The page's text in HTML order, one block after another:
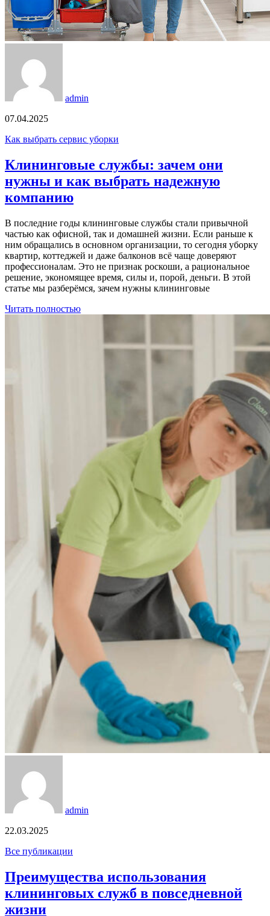
admin
07.04.2025
Как выбрать сервис уборки
Клининговые службы: зачем они
нужны и как выбрать надежную
компанию
В последние годы клининговые службы стали привычной
частью как офисной, так и домашней жизни. Если раньше к
ним обращались в основном организации, то сегодня уборку
квартир, коттеджей и даже балконов всё чаще доверяют
профессионалам. Это не признак роскоши, а рациональное
решение, экономящее время, силы и, порой, деньги. В этой
статье мы разберёмся, зачем нужны клининговые
Читать полностью
admin
22.03.2025
Все публикации
Преимущества использования
клининговых служб в повседневной
жизни